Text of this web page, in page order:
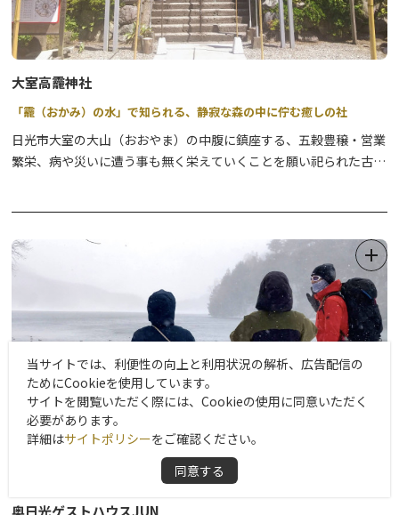
大室高龗神社
「龗（おかみ）の水」で知られる、静寂な森の中に佇む癒しの社
日光市大室の大山（おおやま）の中腹に鎮座する、五穀豊穣・営業
繁栄、病や災いに遭う事も無く栄えていくことを願い祀られた古社
茶などはまろやかな味わいが出ると好評で、飲料用として多くの参
拝者に好まれています。遠方から水を汲みに訪れる方もいるほど。
本殿から更に階段を上がると鬱蒼と茂る森の奥に奥之宮があり、こ
ちらでもお参りいただけます。例年8月下旬には奥宮大祭が斎行さ
2021年6月には、”精霊の巨木”として樹齢600年を超える「大杉胎
内くぐり」が設置されました。参拝の折にはぜひ一度体験下さい。
奥日光ゲストハウスJUN
当サイトでは、利便性の向上と利用状況の解析、広告配信の
ためにCookieを使用しています。
サイトを閲覧いただく際には、Cookieの使用に同意いただく
必要があります。
詳細はサイトポリシーをご確認ください。
同意する